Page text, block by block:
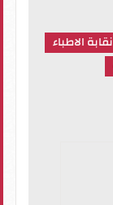
نقابة الاطباء